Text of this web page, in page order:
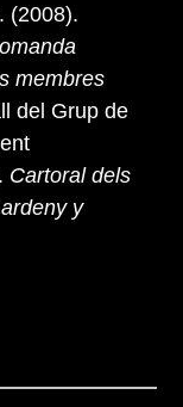
(2008).
membres
del Grup de
Cartoral dels
y